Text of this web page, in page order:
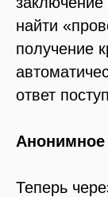
найти
получение
ответ
Теперь